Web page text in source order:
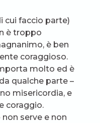
cui faccio parte)
è troppo
è ben
coraggioso.
molto ed è
qualche parte –
misericordia, e
coraggio.
serve e non